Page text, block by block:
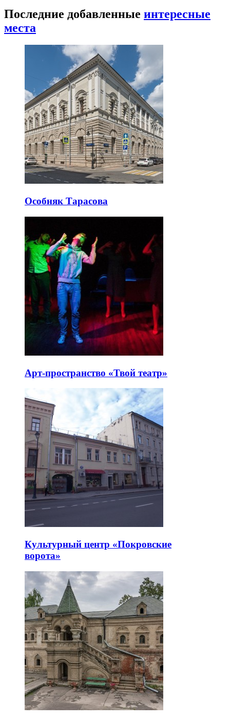
Последние добавленные интересные
места
Особняк Тарасова
Арт-пространство «Твой театр»
Культурный центр «Покровские
ворота»